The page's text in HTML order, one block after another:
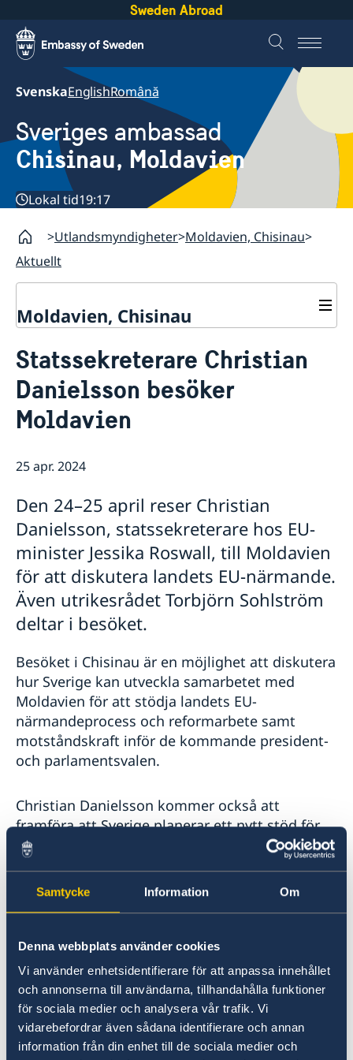
Samtycke Information Om
Denna webbplats använder cookies
Vi använder enhetsidentifierare för att anpassa innehållet
och annonserna till användarna, tillhandahålla funktioner
för sociala medier och analysera vår trafik. Vi
vidarebefordrar även sådana identifierare och annan
information från din enhet till de sociala medier och
Sweden Abroad
SvenskaEnglishRomână
Sveriges ambassad
Chisinau, Moldavien
Lokal tid19:17
Utlandsmyndigheter Moldavien, Chisinau
Aktuellt
Moldavien, Chisinau
Om oss
Dataskyddspolicy (GDPR)
Östliga partnerskapet
Aktuellt
Utvecklingssamarbete
Korruption
Statssekreterare Christian
Danielsson besöker
Moldavien
25 apr. 2024
Den 24–25 april reser Christian
Danielsson, statssekreterare hos EU-
minister Jessika Roswall, till Moldavien
för att diskutera landets EU-närmande.
Även utrikesrådet Torbjörn Sohlström
deltar i besöket.
Besöket i Chisinau är en möjlighet att diskutera
hur Sverige kan utveckla samarbetet med
Moldavien för att stödja landets EU-
närmandeprocess och reformarbete samt
motståndskraft inför de kommande president-
och parlamentsvalen.
Christian Danielsson kommer också att
framföra att Sverige planerar ett nytt stöd för
att motverka desinformation i samband med
valen i Moldavien. Det utökade stödet
kompletterar det pågående svenska
reformstödet till oberoende media och
- Jag är imponerad av Moldaviens motståndskraft
mot ryska hybridattacker och de kriser som har
uppstått till följd av Rysslands fullskaliga invasion
av Ukraina. Den svenska regeringen är fast
besluten att fortsätta stödja Moldavien i det här